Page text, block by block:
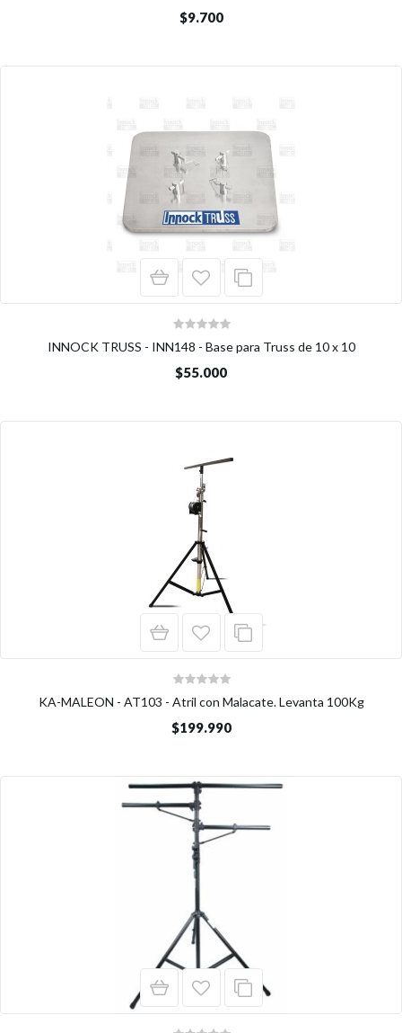
$9.700
INNOCK TRUSS - INN148 - Base para Truss de 10 x 10
$55.000
KA-MALEON - AT103 - Atril con Malacate. Levanta 100Kg
$199.990